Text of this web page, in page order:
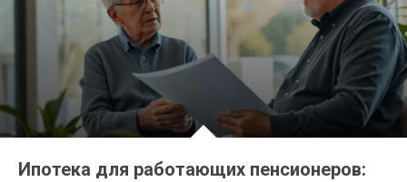
Ипотека для работающих пенсионеров: